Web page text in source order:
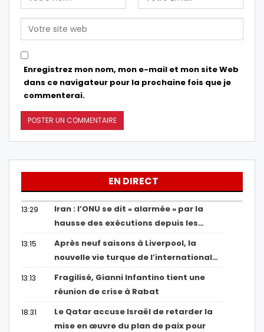
Enregistrez mon nom, mon e-mail et mon site Web
dans ce navigateur pour la prochaine fois que je
commenterai.
EN DIRECT
13:29
Iran : l’ONU se dit « alarmée » par la
hausse des exécutions depuis les…
13:15
Après neuf saisons à Liverpool, la
nouvelle vie turque de l’international…
13:13
Fragilisé, Gianni Infantino tient une
réunion de crise à Rabat
18:31
Le Qatar accuse Israël de retarder la
mise en œuvre du plan de paix pour